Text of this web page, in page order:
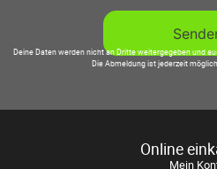
Deine Daten werden nicht an Dritte weitergegeben und
Die Abmeldung ist jederzeit
Online
Mein